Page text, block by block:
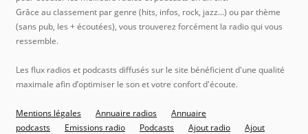
Grâce au classement par genre (hits, infos, rock, jazz…) ou par thème
(sans pub, les + écoutées), vous trouverez forcément la radio qui vous
ressemble.
Les flux radios et podcasts diffusés sur le site bénéficient d'une qualité
maximale afin d’optimiser le son et votre confort d'écoute.
Mentions légales Annuaire radios
Annuaire
podcasts
Emissions radio Podcasts Ajout radio
Ajout